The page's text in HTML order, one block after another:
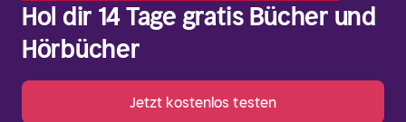
Hol dir 14 Tage gratis Bücher und
Hörbücher
Jetzt kostenlos testen